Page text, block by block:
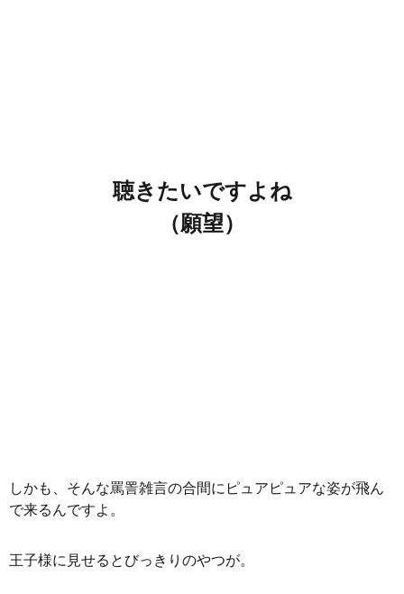
聴きたいですよね
（願望）
しかも、そんな罵詈雑言の合間にピュアピュアな姿が飛ん
で来るんですよ。
王子様に見せるとびっきりのやつが。